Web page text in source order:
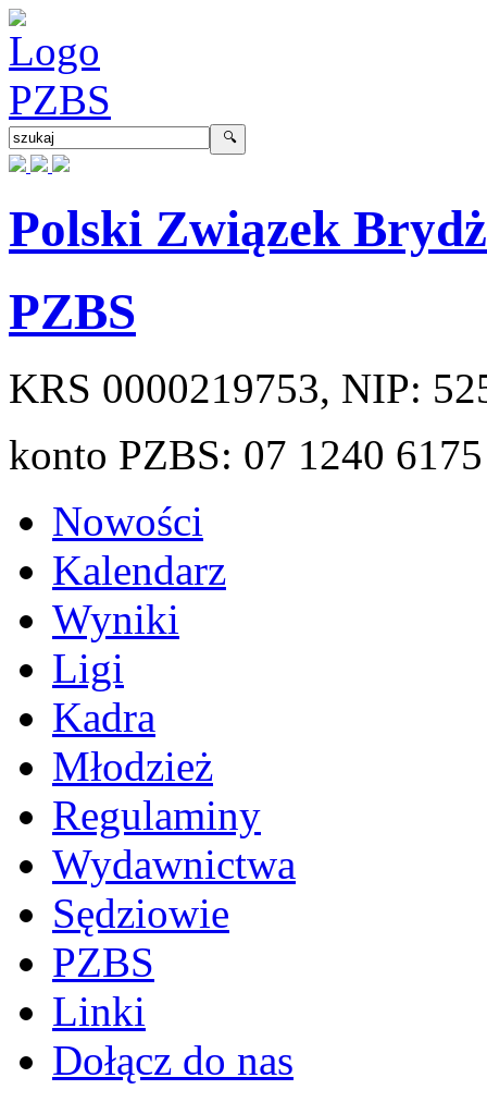
Polski Związek
PZBS
KRS 0000219753, NIP:
konto PZBS: 07 1240
Nowości
Kalendarz
Wyniki
Ligi
Kadra
Młodzież
Regulaminy
Wydawnictwa
Sędziowie
PZBS
Linki
Dołącz do nas